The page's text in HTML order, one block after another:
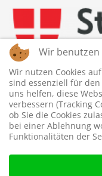
Wir benutzen
Wir nutzen Cookies
sind essenziell für
uns helfen, diese
verbessern (Tracking
ob Sie die Cookies
bei einer Ablehnung
Funktionalitäten der